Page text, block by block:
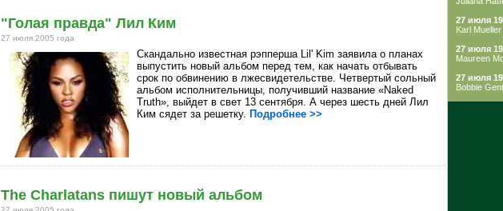
27 июля
Karl Mueller
27 июля
Maureen
27 июля
Bobbie
"Голая правда" Лил Ким
27 июля 2005 года
Скандально известная рэпперша Lil' Kim заявила о планах
выпустить новый альбом перед тем, как начать отбывать
срок по обвинению в лжесвидетельстве. Четвертый сольный
альбом исполнительницы, получивший название «Naked
Truth», выйдет в свет 13 сентября. А через шесть дней Лил
Ким сядет за решетку. Подробнее >>
The Charlatans пишут новый альбом